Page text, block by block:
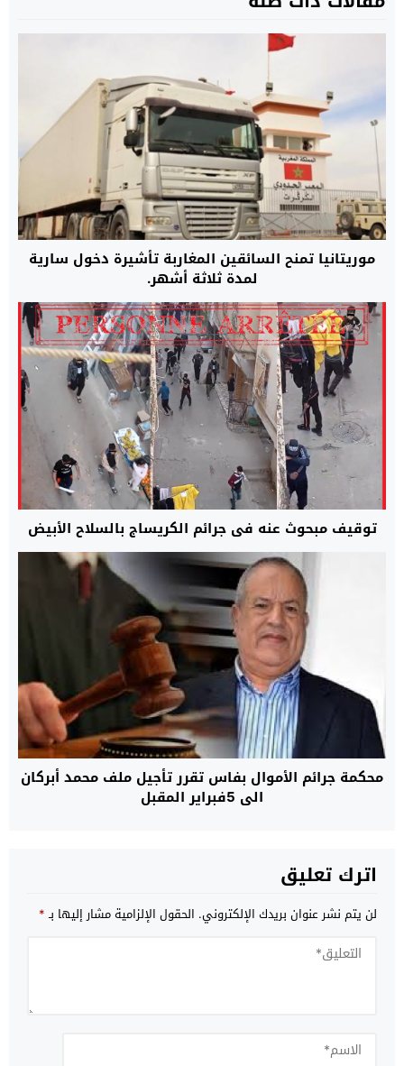
موريتانيا تمنح السائقين المغاربة تأشيرة دخول سارية
لمدة ثلاثة أشهر.
توقيف مبحوث عنه في جرائم الكريساج بالسلاح الأبيض
محكمة جرائم الأموال بفاس تقرر تأجيل ملف محمد أبركان
الى 5فبراير المقبل
اترك تعليق
لن يتم نشر عنوان بريدك الإلكتروني. الحقول الإلزامية مشار إليها بـ*